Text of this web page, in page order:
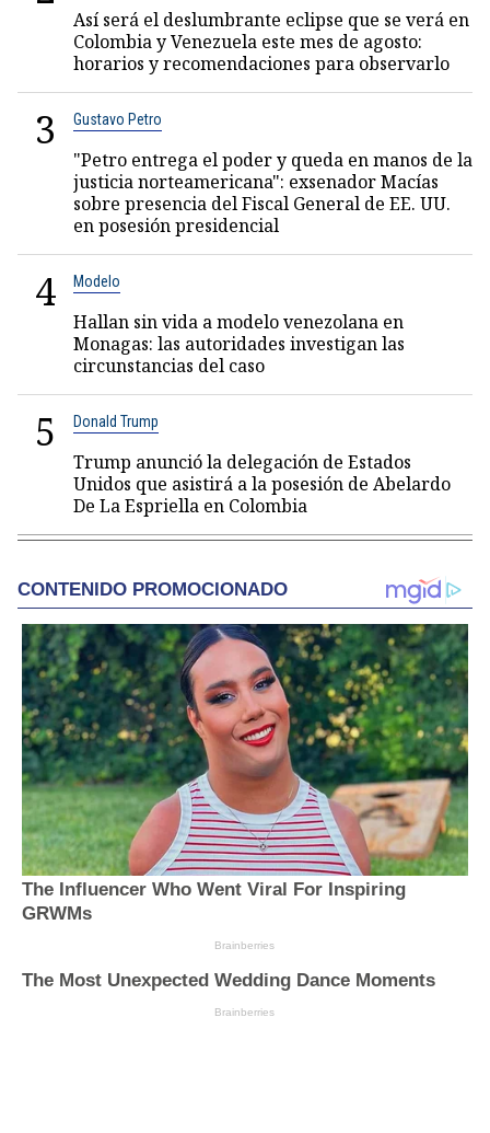
Así será el deslumbrante eclipse que se verá en
Colombia y Venezuela este mes de agosto:
horarios y recomendaciones para observarlo
3 Gustavo Petro
"Petro entrega el poder y queda en manos de la
justicia norteamericana": exsenador Macías
sobre presencia del Fiscal General de EE. UU.
en posesión presidencial
4 Modelo
Hallan sin vida a modelo venezolana en
Monagas: las autoridades investigan las
circunstancias del caso
5 Donald Trump
Trump anunció la delegación de Estados
Unidos que asistirá a la posesión de Abelardo
De La Espriella en Colombia